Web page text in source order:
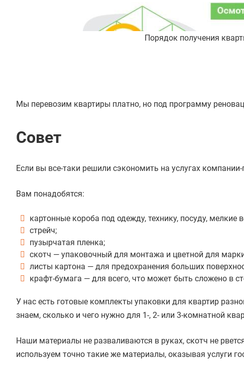
Порядок получения
Мы перевозим квартиры платно, но под программу
Совет
Если вы все-таки решили сэкономить на услугах
Вам понадобятся:
картонные короба под одежду, технику, посуду, мелкие
стрейч;
пузырчатая пленка;
скотч — упаковочный для монтажа и цветной для
листы картона — для предохранения больших
крафт-бумага — для всего, что может быть сложено в
У нас есть готовые комплекты упаковки для квартир
знаем, сколько и чего нужно для 1-, 2- или 3-комнатной
Наши материалы не разваливаются в руках, скотч не
используем точно такие же материалы, оказывая услуги